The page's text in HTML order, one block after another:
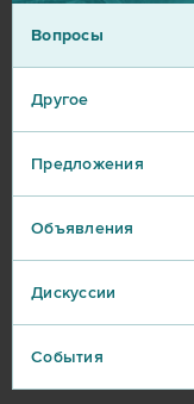
Вопросы
Другое
Предложения
Объявления
Дискуссии
События